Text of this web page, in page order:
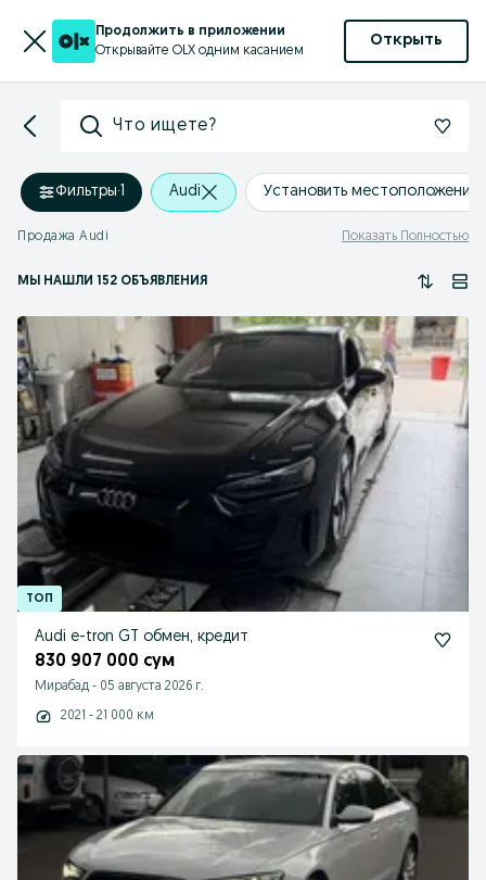
Продолжить в приложении
Открывайте OLX одним касанием
Открыть
Что ищете?
Фильтры·1 Audi Установить местоположение
Продажа Audi Показать Полностью
МЫ НАШЛИ 152 ОБЪЯВЛЕНИЯ
Audi e-tron GT обмен, кредит
830 907 000 сум
Мирабад - 05 августа 2026 г.
2021 - 21 000 км